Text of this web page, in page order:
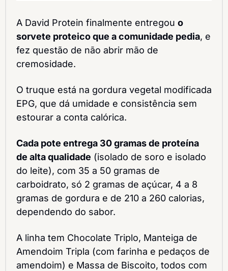
A David Protein finalmente entregou o
sorvete proteico que a comunidade pedia, e
fez questão de não abrir mão de
cremosidade.
O truque está na gordura vegetal modificada
EPG, que dá umidade e consistência sem
estourar a conta calórica.
Cada pote entrega 30 gramas de proteína
de alta qualidade (isolado de soro e isolado
do leite), com 35 a 50 gramas de
carboidrato, só 2 gramas de açúcar, 4 a 8
gramas de gordura e de 210 a 260 calorias,
dependendo do sabor.
A linha tem Chocolate Triplo, Manteiga de
Amendoim Tripla (com farinha e pedaços de
amendoim) e Massa de Biscoito, todos com